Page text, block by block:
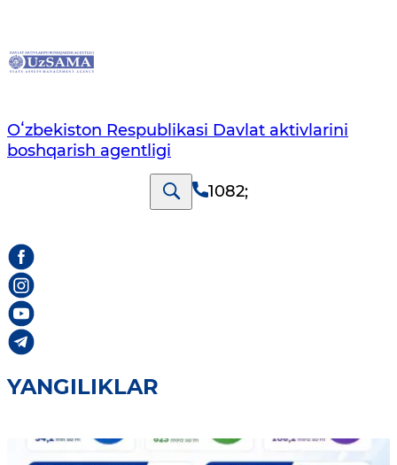
Oʻzbekiston Respublikasi Davlat aktivlarini
boshqarish agentligi
1082;
YANGILIKLAR